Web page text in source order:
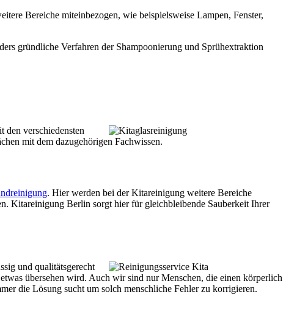
Bereiche miteinbezogen, wie beispielsweise Lampen, Fenster,
gründliche Verfahren der Shampoonierung und Sprühextraktion
verschiedensten
mit dem dazugehörigen Fachwissen.
. Hier werden bei der Kitareinigung weitere Bereiche
Kitareinigung Berlin sorgt hier für gleichbleibende Sauberkeit Ihrer
und qualitätsgerecht
übersehen wird. Auch wir sind nur Menschen, die einen körperlich
die Lösung sucht um solch menschliche Fehler zu korrigieren.